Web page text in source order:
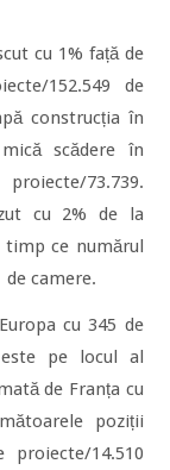
cu 1% față de
152.549 de
construcția în
scădere în
73.739.
cu 2% de la
ce numărul
camere.
cu 345 de
pe locul al
de Franța cu
poziții
14.510